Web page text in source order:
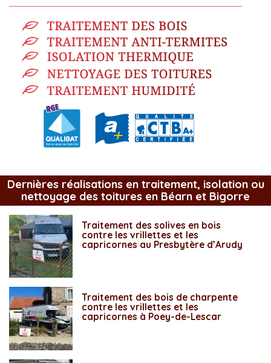
Dernières réalisations en traitement, isolation ou
nettoyage des toitures en Béarn et Bigorre
Traitement des solives en bois
contre les vrillettes et les
capricornes au Presbytère d’Arudy
Traitement des bois de charpente
contre les vrillettes et les
capricornes à Poey-de-Lescar